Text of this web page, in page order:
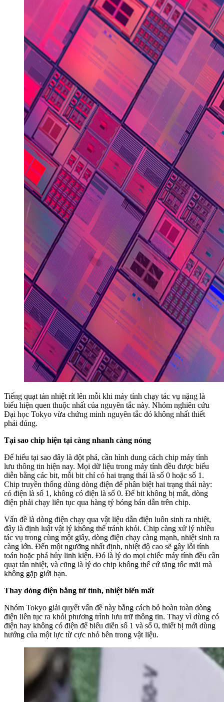
Tiếng quạt tản nhiệt rít lên mỗi khi máy tính chạy tác vụ nặng là
biểu hiện quen thuộc nhất của nguyên tắc này. Nhóm nghiên cứu
Đại học Tokyo vừa chứng minh nguyên tắc đó không nhất thiết
phải đúng.
Tại sao chip hiện tại càng nhanh càng nóng
Để hiểu tại sao đây là đột phá, cần hình dung cách chip máy tính
lưu thông tin hiện nay. Mọi dữ liệu trong máy tính đều được biểu
diễn bằng các bit, mỗi bit chỉ có hai trạng thái là số 0 hoặc số 1.
Chip truyền thống dùng dòng điện để phân biệt hai trạng thái này:
có điện là số 1, không có điện là số 0. Để bit không bị mất, dòng
điện phải chạy liên tục qua hàng tỷ bóng bán dẫn trên chip.
Vấn đề là dòng điện chạy qua vật liệu dẫn điện luôn sinh ra nhiệt,
đây là định luật vật lý không thể tránh khỏi. Chip càng xử lý nhiều
tác vụ trong cùng một giây, dòng điện chạy càng mạnh, nhiệt sinh ra
càng lớn. Đến một ngưỡng nhất định, nhiệt độ cao sẽ gây lỗi tính
toán hoặc phá hủy linh kiện. Đó là lý do mọi chiếc máy tính đều cần
quạt tản nhiệt, và cũng là lý do chip không thể cứ tăng tốc mãi mà
không gặp giới hạn.
Thay dòng điện bằng từ tính, nhiệt biến mất
Nhóm Tokyo giải quyết vấn đề này bằng cách bỏ hoàn toàn dòng
điện liên tục ra khỏi phương trình lưu trữ thông tin. Thay vì dùng có
điện hay không có điện để biểu diễn số 1 và số 0, thiết bị mới dùng
hướng của một lực từ cực nhỏ bên trong vật liệu.